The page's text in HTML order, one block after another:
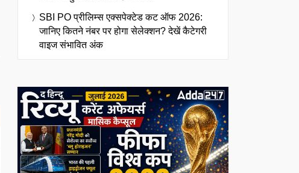
SBI PO प्रीलिम्स एक्सपेक्टेड कट ऑफ 2026:
जानिए कितने नंबर पर होगा सेलेक्शन? देखें कैटेगरी
वाइज संभावित अंक